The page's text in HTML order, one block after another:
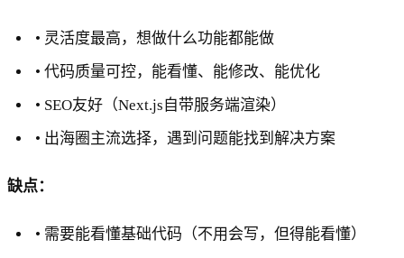
• 灵活度最高，想做什么功能都能做
• 代码质量可控，能看懂、能修改、能优化
• SEO友好（Next.js自带服务端渲染）
• 出海圈主流选择，遇到问题能找到解决方案
缺点：
• 需要能看懂基础代码（不用会写，但得能看懂）